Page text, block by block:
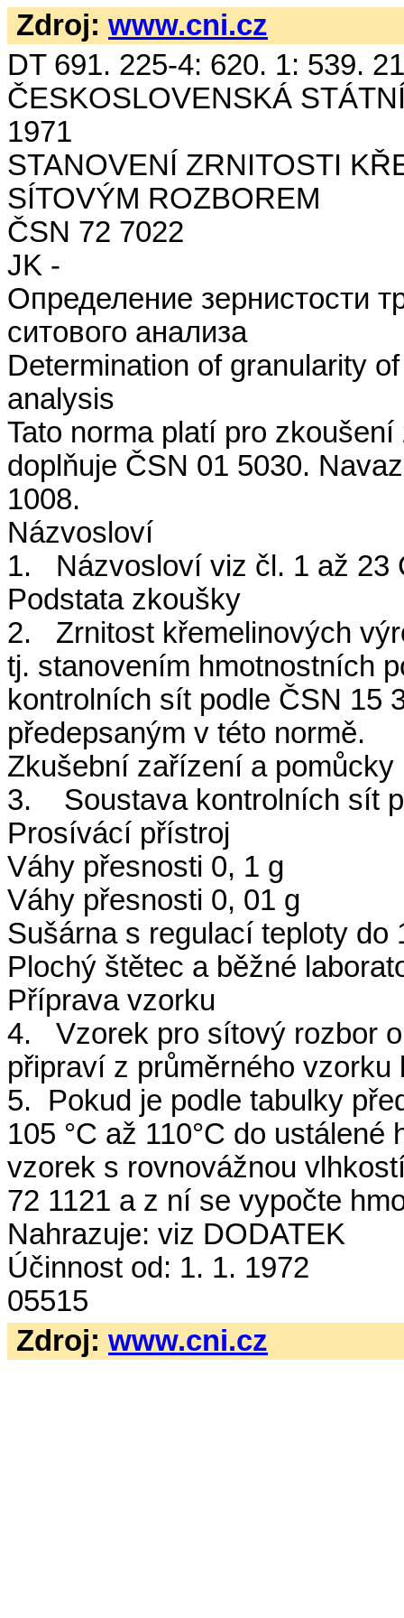
Zdroj: www.cni.cz
DT 691. 225-4: 620. 1: 539.
ČESKOSLOVENSKÁ
1971
STANOVENÍ ZRNITOSTI
SÍTOVÝM ROZBOREM
ČSN 72 7022
JK -
Определение зернистости
ситового анализа
Determination of granularity
analysis
Tato norma platí pro
doplňuje ČSN 01 5030.
1008.
Názvosloví
1. Názvosloví viz čl. 1 až 23
Podstata zkoušky
2. Zrnitost křemelinových
tj. stanovením hmotnostních
kontrolních sít podle ČSN 15
předepsaným v této normě.
Zkušební zařízení a pomůcky
3. Soustava kontrolních sít
Prosívácí přístroj
Váhy přesnosti 0, 1 g
Váhy přesnosti 0, 01 g
Sušárna s regulací teploty do
Plochý štětec a běžné
Příprava vzorku
4. Vzorek pro sítový rozbor
připraví z průměrného
5. Pokud je podle tabulky
105 °C až 110°C do
vzorek s rovnovážnou
72 1121 a z ní se vypočte
Nahrazuje: viz DODATEK
Účinnost od: 1. 1. 1972
05515
Zdroj: www.cni.cz